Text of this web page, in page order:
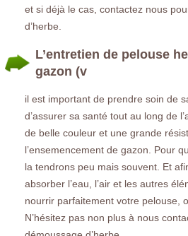
et si déjà le cas, contactez nous
d’herbe.
L’entretien de pelouse
gazon (v
il est important de prendre soin de
d’assurer sa santé tout au long de
de belle couleur et une grande
l’ensemencement de gazon. Pour
la tendrons peu mais souvent. Et
absorber l’eau, l’air et les autres
nourrir parfaitement votre pelouse,
N’hésitez pas non plus à nous